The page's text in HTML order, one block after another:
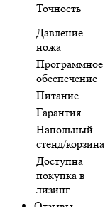
Точность
Давление
ножа
Программное
обеспечение
Питание
Гарантия
Напольный
стенд/корзина
Доступна
покупка в
лизинг